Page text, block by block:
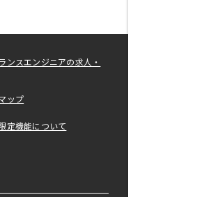
ンスエンジニアの求人・
ップ
定機能について